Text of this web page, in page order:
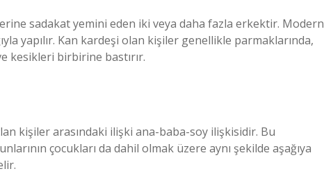
sadakat yemini eden iki veya daha fazla erkektir. Modern
yapılır. Kan kardeşi olan kişiler genellikle parmaklarında,
kesikleri birbirine bastırır.
kişiler arasındaki ilişki ana-baba-soy ilişkisidir. Bu
çocukları da dahil olmak üzere aynı şekilde aşağıya